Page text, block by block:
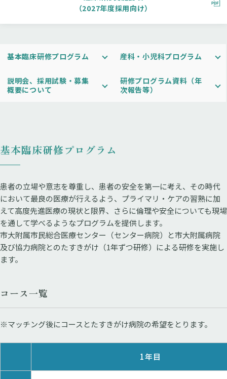
（2027年度採用向け）
基本臨床研修プログラム 産科・小児科プログラム
説明会、採用試験・募集
概要について
研修プログラム資料（年
次報告等）
基本臨床研修プログラム
患者の立場や意志を尊重し、患者の安全を第一に考え、その時代
において最良の医療が行えるよう、プライマリ・ケアの習熟に加
えて高度先進医療の現状と限界、さらに倫理や安全についても現場
を通して学べるようなプログラムを提供します。
市大附属市民総合医療センター（センター病院）と市大附属病院
及び協力病院とのたすきがけ（1年ずつ研修）による研修を実施し
ます。
コース一覧
※マッチング後にコースとたすきがけ病院の希望をとります。
1年目